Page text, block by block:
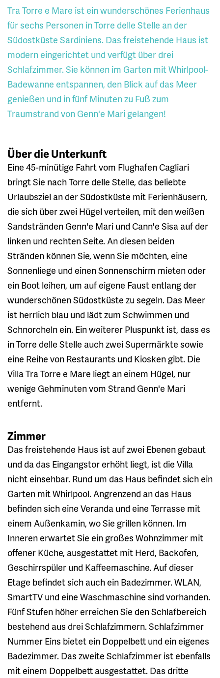
Tra Torre e Mare ist ein wunderschönes Ferienhaus
für sechs Personen in Torre delle Stelle an der
Südostküste Sardiniens. Das freistehende Haus ist
modern eingerichtet und verfügt über drei
Schlafzimmer. Sie können im Garten mit Whirlpool-
Badewanne entspannen, den Blick auf das Meer
genießen und in fünf Minuten zu Fuß zum
Traumstrand von Genn'e Mari gelangen!
Über die Unterkunft
Eine 45-minütige Fahrt vom Flughafen Cagliari
bringt Sie nach Torre delle Stelle, das beliebte
Urlaubsziel an der Südostküste mit Ferienhäusern,
die sich über zwei Hügel verteilen, mit den weißen
Sandstränden Genn'e Mari und Cann'e Sisa auf der
linken und rechten Seite. An diesen beiden
Stränden können Sie, wenn Sie möchten, eine
Sonnenliege und einen Sonnenschirm mieten oder
ein Boot leihen, um auf eigene Faust entlang der
wunderschönen Südostküste zu segeln. Das Meer
ist herrlich blau und lädt zum Schwimmen und
Schnorcheln ein. Ein weiterer Pluspunkt ist, dass es
in Torre delle Stelle auch zwei Supermärkte sowie
eine Reihe von Restaurants und Kiosken gibt. Die
Villa Tra Torre e Mare liegt an einem Hügel, nur
wenige Gehminuten vom Strand Genn'e Mari
entfernt.
Zimmer
Das freistehende Haus ist auf zwei Ebenen gebaut
und da das Eingangstor erhöht liegt, ist die Villa
nicht einsehbar. Rund um das Haus befindet sich ein
Garten mit Whirlpool. Angrenzend an das Haus
befinden sich eine Veranda und eine Terrasse mit
einem Außenkamin, wo Sie grillen können. Im
Inneren erwartet Sie ein großes Wohnzimmer mit
offener Küche, ausgestattet mit Herd, Backofen,
Geschirrspüler und Kaffeemaschine. Auf dieser
Etage befindet sich auch ein Badezimmer. WLAN,
SmartTV und eine Waschmaschine sind vorhanden.
Fünf Stufen höher erreichen Sie den Schlafbereich
bestehend aus drei Schlafzimmern. Schlafzimmer
Nummer Eins bietet ein Doppelbett und ein eigenes
Badezimmer. Das zweite Schlafzimmer ist ebenfalls
mit einem Doppelbett ausgestattet. Das dritte